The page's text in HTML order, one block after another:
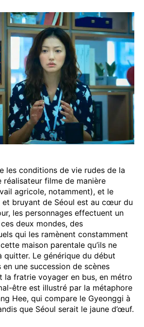
les conditions de vie rudes de la
réalisateur filme de manière
agricole, notamment), et le
et bruyant de Séoul est au cœur du
les personnages effectuent un
deux mondes, des
qui les ramènent constamment
maison parentale qu’ils ne
quitter. Le générique du début
en une succession de scènes
la fratrie voyager en bus, en métro
être est illustré par la métaphore
Hee, qui compare le Gyeonggi à
que Séoul serait le jaune d’œuf.